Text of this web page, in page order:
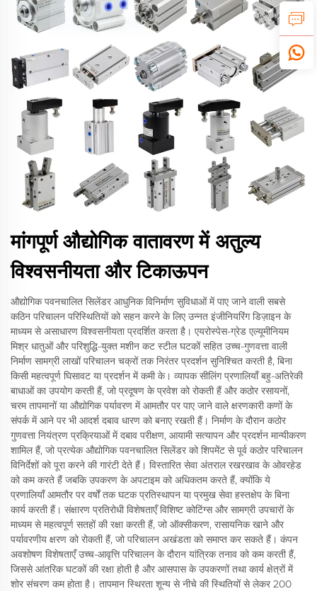
मांगपूर्ण औद्योगिक वातावरण में अतुल्य
विश्वसनीयता और टिकाऊपन
औद्योगिक पवनचालित सिलेंडर आधुनिक विनिर्माण सुविधाओं में पाए जाने वाली सबसे
कठिन परिचालन परिस्थितियों को सहन करने के लिए उन्नत इंजीनियरिंग डिज़ाइन के
माध्यम से असाधारण विश्वसनीयता प्रदर्शित करता है। एयरोस्पेस-ग्रेड एल्यूमीनियम
मिश्र धातुओं और परिशुद्धि-युक्त मशीन कट स्टील घटकों सहित उच्च-गुणवत्ता वाली
निर्माण सामग्री लाखों परिचालन चक्रों तक निरंतर प्रदर्शन सुनिश्चित करती है, बिना
किसी महत्वपूर्ण घिसावट या प्रदर्शन में कमी के। व्यापक सीलिंग प्रणालियाँ बहु-अतिरेकी
बाधाओं का उपयोग करती हैं, जो प्रदूषण के प्रवेश को रोकती हैं और कठोर रसायनों,
चरम तापमानों या औद्योगिक पर्यावरण में आमतौर पर पाए जाने वाले क्षरणकारी कणों के
संपर्क में आने पर भी आदर्श दबाव धारण को बनाए रखती हैं। निर्माण के दौरान कठोर
गुणवत्ता नियंत्रण प्रक्रियाओं में दबाव परीक्षण, आयामी सत्यापन और प्रदर्शन मान्यीकरण
शामिल हैं, जो प्रत्येक औद्योगिक पवनचालित सिलेंडर को शिपमेंट से पूर्व कठोर परिचालन
विनिर्देशों को पूरा करने की गारंटी देते हैं। विस्तारित सेवा अंतराल रखरखाव के ओवरहेड
को कम करते हैं जबकि उपकरण के अपटाइम को अधिकतम करते हैं, क्योंकि ये
प्रणालियाँ आमतौर पर वर्षों तक घटक प्रतिस्थापन या प्रमुख सेवा हस्तक्षेप के बिना
कार्य करती हैं। संक्षारण प्रतिरोधी विशेषताएँ विशिष्ट कोटिंग्स और सामग्री उपचारों के
माध्यम से महत्वपूर्ण सतहों की रक्षा करती हैं, जो ऑक्सीकरण, रासायनिक खाने और
पर्यावरणीय क्षरण को रोकती हैं, जो परिचालन अखंडता को समाप्त कर सकते हैं। कंपन
अवशोषण विशेषताएँ उच्च-आवृत्ति परिचालन के दौरान यांत्रिक तनाव को कम करती हैं,
जिससे आंतरिक घटकों की रक्षा होती है और आसपास के उपकरणों तथा कार्य क्षेत्रों में
शोर संचरण कम होता है। तापमान स्थिरता शून्य से नीचे की स्थितियों से लेकर 200